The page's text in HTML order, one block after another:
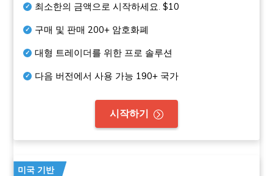
최소한의 금액으로 시작하세요.$10
구매 및 판매200+ 암호화폐
대형 트레이더를 위한 프로 솔루션
다음 버전에서 사용 가능 190+ 국가
시작하기
미국 기반